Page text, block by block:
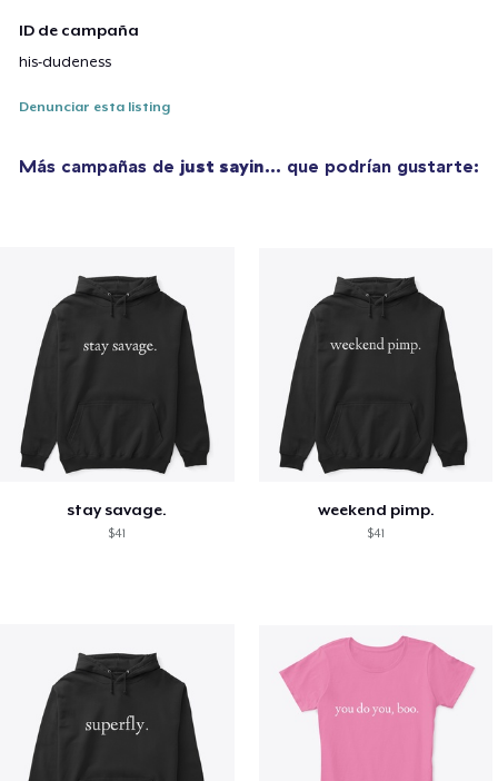
ID de campaña
his-dudeness
Denunciar esta listing
Más campañas de just sayin… que podrían gustarte:
stay savage.
$41
weekend pimp.
$41